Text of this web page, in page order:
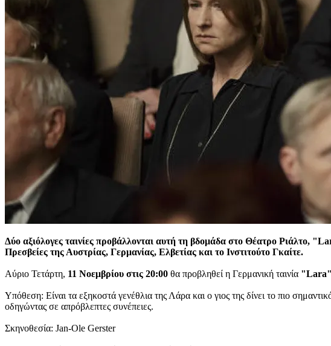
Δύο αξιόλογες ταινίες προβάλλονται αυτή τη βδομάδα στο Θέατρο
Πρεσβείες της Αυστρίας, Γερμανίας, Ελβετίας και το Ινστιτούτο Γκαίτε.
Αύριο Τετάρτη, 11 Νοεμβρίου στις 20:00 θα προβληθεί η Γερμανική ταινία "Lara"
Υπόθεση: Είναι τα εξηκοστά γενέθλια της Λάρα και ο γιος της δίνει το πιο
οδηγώντας σε απρόβλεπτες συνέπειες.
Σκηνοθεσία: Jan-Ole Gerster